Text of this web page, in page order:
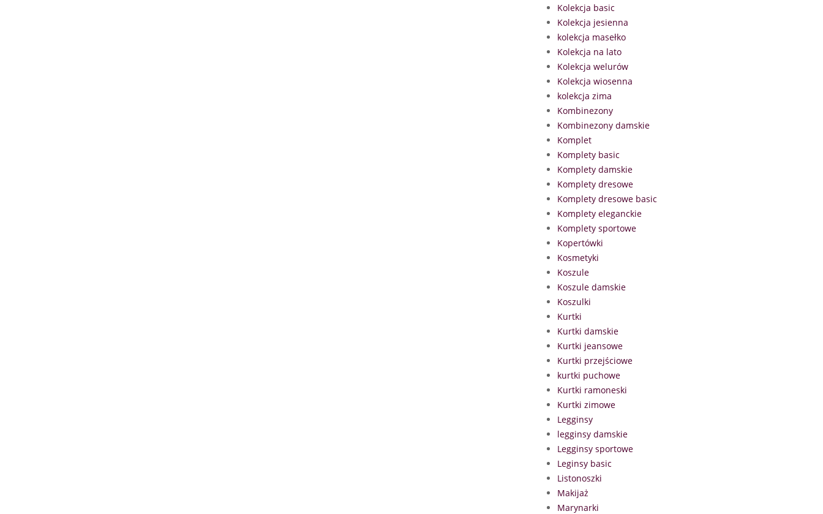
Kolekcja basic
Kolekcja jesienna
kolekcja masełko
Kolekcja na lato
Kolekcja welurów
Kolekcja wiosenna
kolekcja zima
Kombinezony
Kombinezony damskie
Komplet
Komplety basic
Komplety damskie
Komplety dresowe
Komplety dresowe basic
Komplety eleganckie
Komplety sportowe
Kopertówki
Kosmetyki
Koszule
Koszule damskie
Koszulki
Kurtki
Kurtki damskie
Kurtki jeansowe
Kurtki przejściowe
kurtki puchowe
Kurtki ramoneski
Kurtki zimowe
Legginsy
legginsy damskie
Legginsy sportowe
Leginsy basic
Listonoszki
Makijaż
Marynarki